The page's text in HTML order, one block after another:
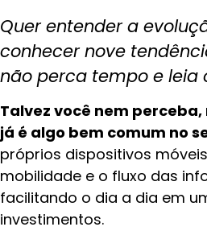
Quer entender a
conhecer nove
não perca tempo e leia
Talvez você nem perceba,
já é algo bem comum no
próprios dispositivos
mobilidade e o fluxo das
facilitando o dia a dia em
investimentos.